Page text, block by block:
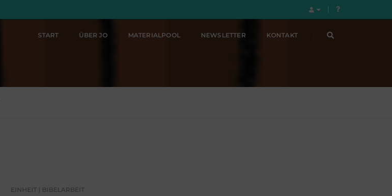
START ÜBER JO MATERIALPOOL NEWSLETTER KONTAKT
EINHEIT | BIBELARBEIT